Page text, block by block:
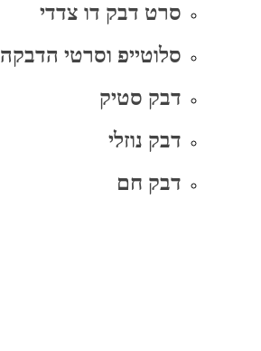
סרט דבק דו צדדי
סלוטייפ וסרטי הדבקה
דבק סטיק
דבק נוזלי
דבק חם